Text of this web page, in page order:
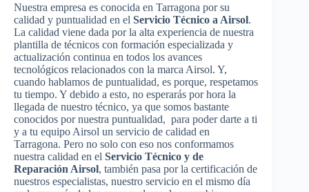
Nuestra empresa es conocida en Tarragona por su
calidad y puntualidad en el Servicio Técnico a Airsol.
La calidad viene dada por la alta experiencia de nuestra
plantilla de técnicos con formación especializada y
actualización continua en todos los avances
tecnológicos relacionados con la marca Airsol. Y,
cuando hablamos de puntualidad, es porque, respetamos
tu tiempo. Y debido a esto, no esperarás por hora la
llegada de nuestro técnico, ya que somos bastante
conocidos por nuestra puntualidad, para poder darte a ti
y a tu equipo Airsol un servicio de calidad en
Tarragona. Pero no solo con eso nos conformamos
nuestra calidad en el Servicio Técnico y de
Reparación Airsol, también pasa por la certificación de
nuestros especialistas, nuestro servicio en el mismo día